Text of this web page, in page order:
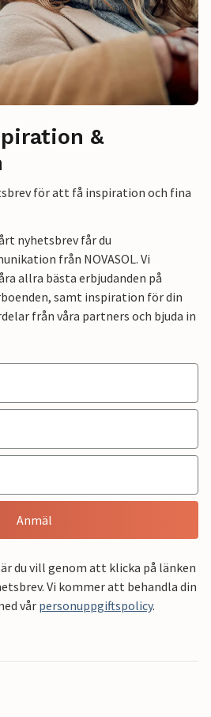
&
för att få inspiration och fina
nyhetsbrev får du
från NOVASOL. Vi
allra bästa erbjudanden på
samt inspiration för din
från våra partners och bjuda in
Anmäl
du vill genom att klicka på länken
Vi kommer att behandla din
vårpersonuppgiftspolicy.